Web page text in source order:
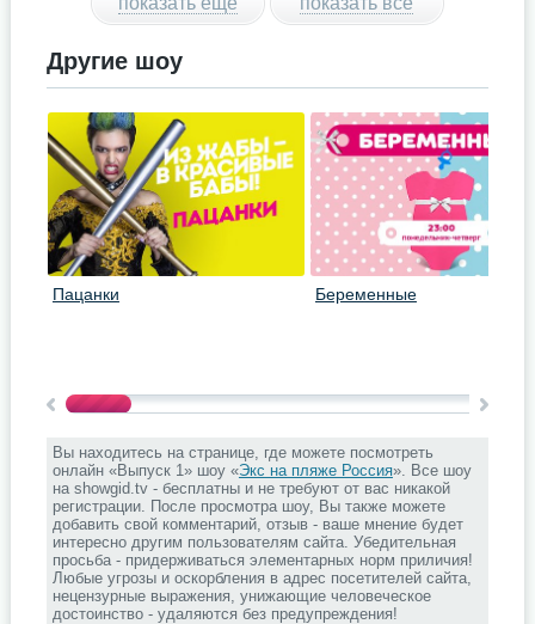
Другие шоу
Пацанки Беременные
Вы находитесь на странице, где можете посмотреть
онлайн «Выпуск 1» шоу «Экс на пляже Россия». Все шоу
на showgid.tv - бесплатны и не требуют от вас никакой
регистрации. После просмотра шоу, Вы также можете
добавить свой комментарий, отзыв - ваше мнение будет
интересно другим пользователям сайта. Убедительная
просьба - придерживаться элементарных норм приличия!
Любые угрозы и оскорбления в адрес посетителей сайта,
нецензурные выражения, унижающие человеческое
достоинство - удаляются без предупреждения!